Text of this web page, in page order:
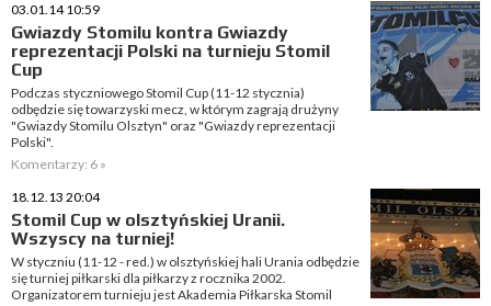
03.01.14 10:59
Gwiazdy Stomilu kontra Gwiazdy
reprezentacji Polski na turnieju Stomil
Cup
Podczas styczniowego Stomil Cup (11-12 stycznia)
odbędzie się towarzyski mecz, w którym zagrają drużyny
"Gwiazdy Stomilu Olsztyn" oraz "Gwiazdy reprezentacji
Polski".
Komentarzy: 6 »
18.12.13 20:04
Stomil Cup w olsztyńskiej Uranii.
Wszyscy na turniej!
W styczniu (11-12 - red.) w olsztyńskiej hali Urania odbędzie
się turniej piłkarski dla piłkarzy z rocznika 2002.
Organizatorem turnieju jest Akademia Piłkarska Stomil